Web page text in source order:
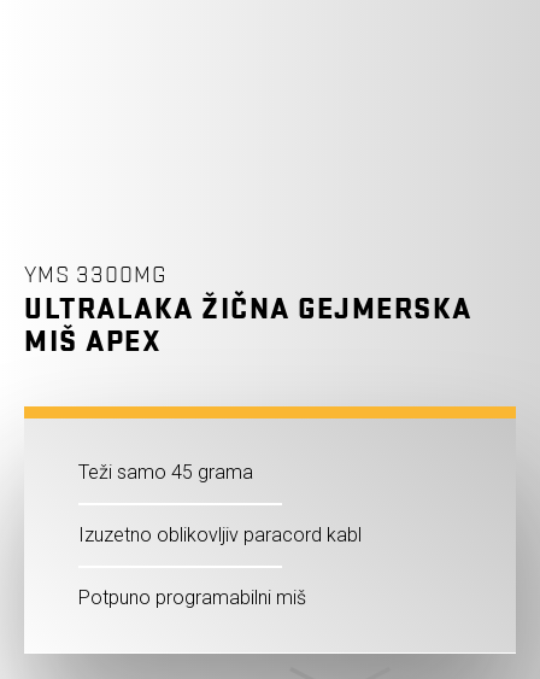
YMS 3300MG
ULTRALAKA ŽIČNA GEJMERSKA
MIŠ APEX
Teži samo 45 grama
Izuzetno oblikovljiv paracord kabl
Potpuno programabilni miš